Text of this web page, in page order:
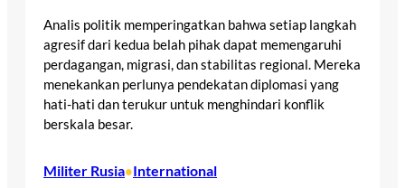
Analis politik memperingatkan bahwa setiap langkah
agresif dari kedua belah pihak dapat memengaruhi
perdagangan, migrasi, dan stabilitas regional. Mereka
menekankan perlunya pendekatan diplomasi yang
hati-hati dan terukur untuk menghindari konflik
berskala besar.
Militer Rusia•International